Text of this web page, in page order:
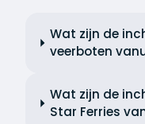
Wat zijn de
veerboten
Wat zijn de
Star Ferries